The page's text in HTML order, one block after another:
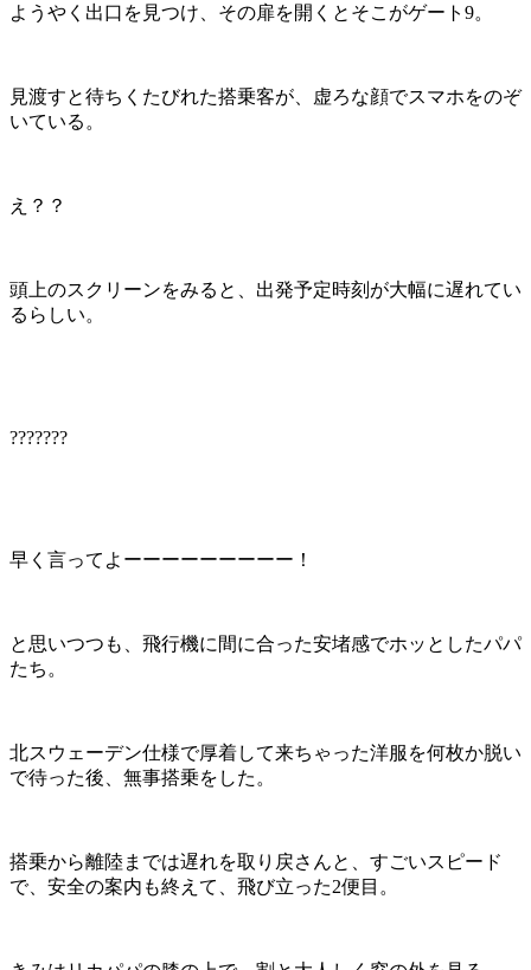
ようやく出口を見つけ、その扉を開くとそこがゲート9。
見渡すと待ちくたびれた搭乗客が、虚ろな顔でスマホをのぞ
いている。
え？？
頭上のスクリーンをみると、出発予定時刻が大幅に遅れてい
るらしい。
???????
早く言ってよーーーーーーーーー！
と思いつつも、飛行機に間に合った安堵感でホッとしたパパ
たち。
北スウェーデン仕様で厚着して来ちゃった洋服を何枚か脱い
で待った後、無事搭乗をした。
搭乗から離陸までは遅れを取り戻さんと、すごいスピード
で、安全の案内も終えて、飛び立った2便目。